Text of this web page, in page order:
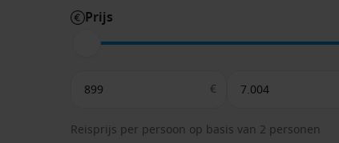
Prijs
€
Reisprijs per persoon op basis van 2 personen